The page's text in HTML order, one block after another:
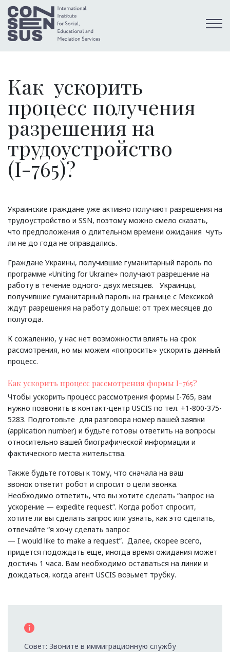
Как ускорить
процесс получения
разрешения на
трудоустройство
(I-765)?
Украинские граждане уже активно получают разрешения на
трудоустройство и SSN, поэтому можно смело сказать,
что предположения о длительном времени ожидания чуть
ли не до года не оправдались.
Граждане Украины, получившие гуманитарный пароль по
программе «Uniting for Ukraine» получают разрешение на
работу в течение одного- двух месяцев. Украинцы,
получившие гуманитарный пароль на границе с Мексикой
ждут разрешения на работу дольше: от трех месяцев до
полугода.
К сожалению, у нас нет возможности влиять на срок
рассмотрения, но мы можем «попросить» ускорить данный
процесс.
Как ускорить процесс рассмотрения формы I-765?
Чтобы ускорить процесс рассмотрения формы I-765, вам
нужно позвонить в контакт-центр USCIS по тел. +1-800-375-
5283. Подготовьте для разговора номер вашей заявки
(application number) и будьте готовы ответить на вопросы
относительно вашей биографической информации и
фактического места жительства.
Также будьте готовы к тому, что сначала на ваш
звонок ответит робот и спросит о цели звонка.
Необходимо ответить, что вы хотите сделать “запрос на
ускорение — expedite request”. Когда робот спросит,
хотите ли вы сделать запрос или узнать, как это сделать,
отвечайте “я хочу сделать запрос
— I would like to make a request”. Далее, скорее всего,
придется подождать еще, иногда время ожидания может
достичь 1 часа. Вам необходимо оставаться на линии и
дождаться, когда агент USCIS возьмет трубку.
Совет: Звоните в иммиграционную службу